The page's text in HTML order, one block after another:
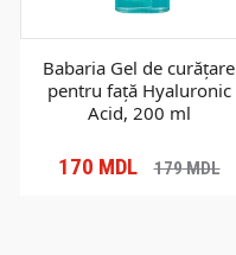
Babaria Gel de curățare
pentru față Hyaluronic
Acid, 200 ml
170 MDL 179MDL